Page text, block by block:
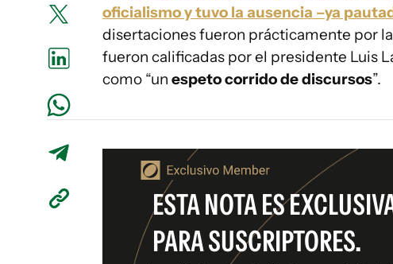
oficialismo y tuvo la ausencia –ya
disertaciones fueron prácticamente por
fueron calificadas por el presidente Luis
como “un espeto corrido de discursos”.
ESTA NOTA ES
PARA SUSCRIPTORES.